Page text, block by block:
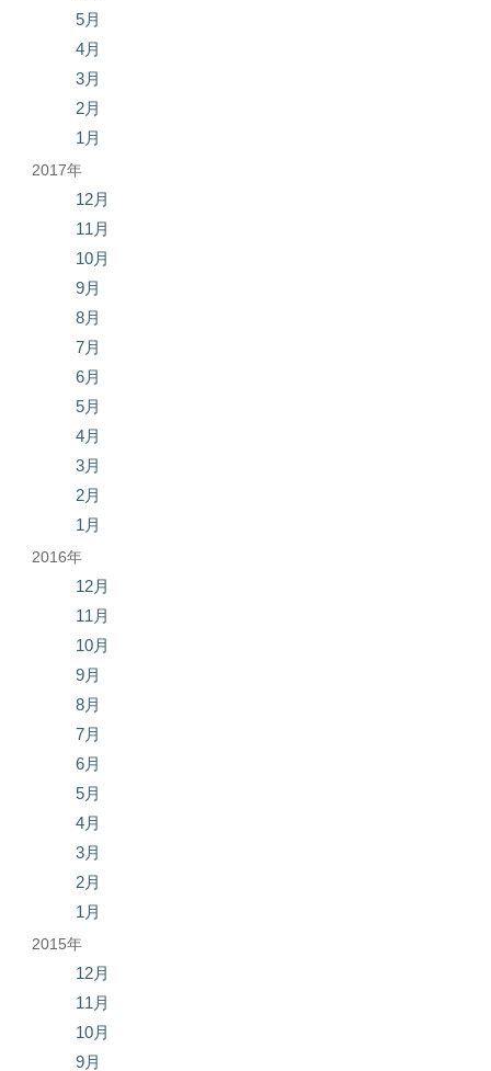
5月
4月
3月
2月
1月
2017年
12月
11月
10月
9月
8月
7月
6月
5月
4月
3月
2月
1月
2016年
12月
11月
10月
9月
8月
7月
6月
5月
4月
3月
2月
1月
2015年
12月
11月
10月
9月